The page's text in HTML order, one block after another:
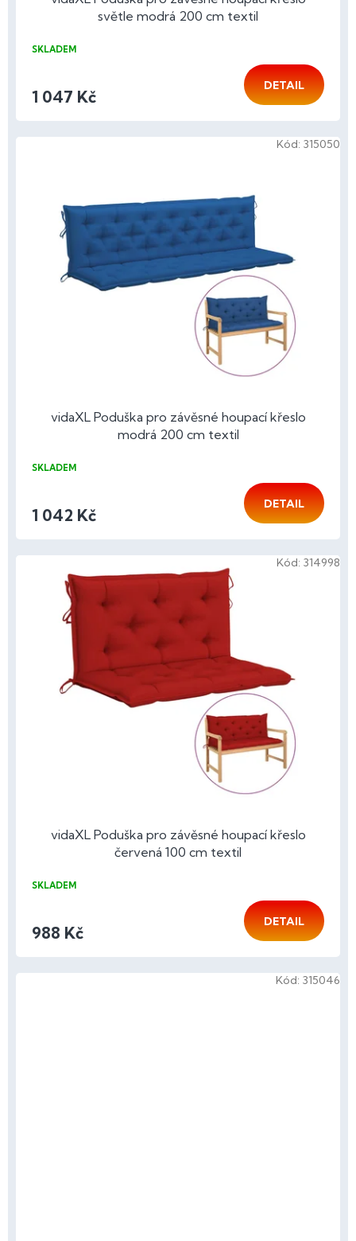
světle modrá 200 cm textil
SKLADEM
1 047 Kč
DETAIL
vidaXL Poduška pro závěsné houpací křeslo
modrá 200 cm textil
SKLADEM
1 042 Kč
DETAIL
Kód: 315050
vidaXL Poduška pro závěsné houpací křeslo
červená 100 cm textil
SKLADEM
988 Kč
DETAIL
Kód: 314998
Kód: 315046